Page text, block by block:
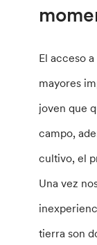
El acceso
mayores
joven que
campo,
cultivo, el
Una vez
tierra son